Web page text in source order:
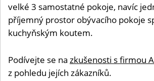
velké 3 samostatné pokoje, navíc
příjemný prostor obývacího pokoje
kuchyňským koutem.
Podívejte se na zkušenosti s firmou
z pohledu jejích zákazníků.